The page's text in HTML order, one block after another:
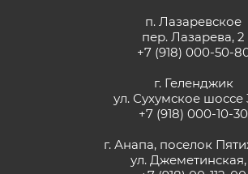
п. Лазаревское
пер. Лазарева, 2
+7 (918) 000-50-
г. Геленджик
ул. Сухумское шоссе
+7 (918) 000-10-30
г. Анапа, поселок
ул. Джеметинская,